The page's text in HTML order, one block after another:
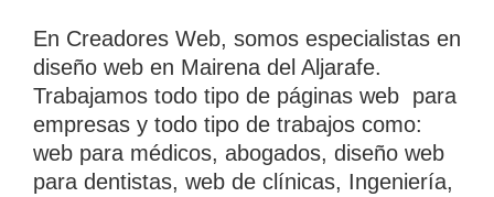
En Creadores Web, somos especialistas en
diseño web en Mairena del Aljarafe.
Trabajamos todo tipo de páginas web para
empresas y todo tipo de trabajos como:
web para médicos, abogados, diseño web
para dentistas, web de clínicas, Ingeniería,